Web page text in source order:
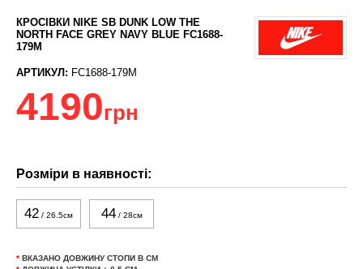
КРОСІВКИ NIKE SB DUNK LOW THE
NORTH FACE GREY NAVY BLUE FC1688-
179M
АРТИКУЛ: FC1688-179M
4190грн
Розміри в наявності:
42 / 26.5см 44/ 28см
* ВКАЗАНО ДОВЖИНУ СТОПИ В СМ